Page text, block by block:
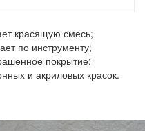
красящую смесь;
по инструменту;
покрытие;
и акриловых красок.